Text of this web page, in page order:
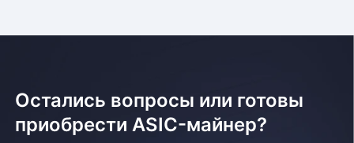
Остались вопросы или готовы
приобрести ASIC-майнер?